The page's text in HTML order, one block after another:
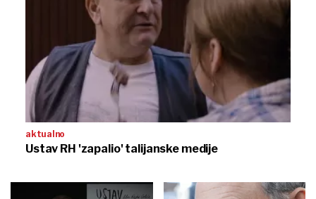
aktualno
Ustav RH 'zapalio' talijanske medije